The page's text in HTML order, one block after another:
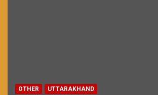
OTHER UTTARAKHAND